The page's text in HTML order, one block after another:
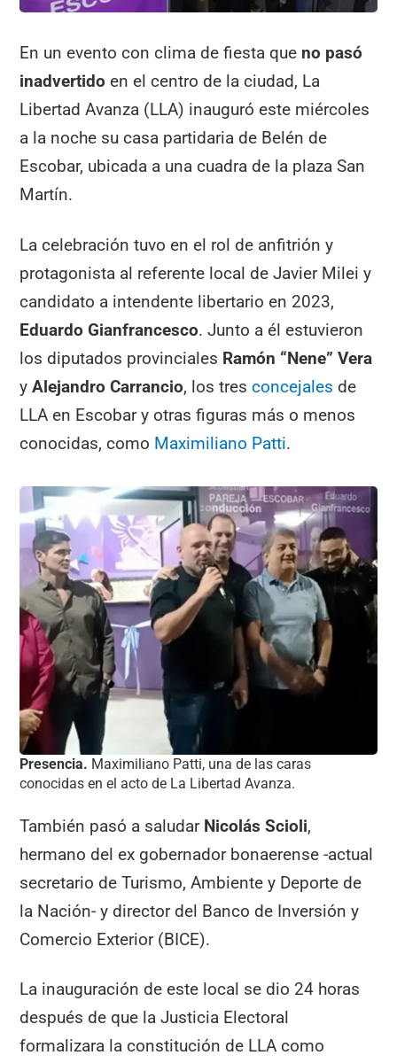
En un evento con clima de fiesta que no pasó
inadvertidoen el centro de la ciudad, La
Libertad Avanza (LLA) inauguró este miércoles
a la noche su casa partidaria de Belén de
Escobar, ubicada a una cuadra de la plaza San
Martín.
La celebración tuvo en el rol de anfitrión y
protagonista al referente local de Javier Milei y
candidato a intendente libertario en 2023,
Eduardo Gianfrancesco. Junto a él estuvieron
los diputados provinciales Ramón “Nene” Vera
yAlejandro Carrancio, los tresconcejales de
LLA en Escobar y otras figuras más o menos
conocidas, como Maximiliano Patti.
Presencia. Maximiliano Patti, una de las caras
conocidas en el acto de La Libertad Avanza.
También pasó a saludar Nicolás Scioli,
hermano del ex gobernador bonaerense -actual
secretario de Turismo, Ambiente y Deporte de
la Nación- y director del Banco de Inversión y
Comercio Exterior (BICE).
La inauguración de este local se dio 24 horas
después de que la Justicia Electoral
formalizara la constitución de LLA como